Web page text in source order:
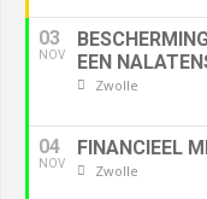
03
NOV
EEN
Zwolle
04
NOV
FINANCIEEL
Zwolle